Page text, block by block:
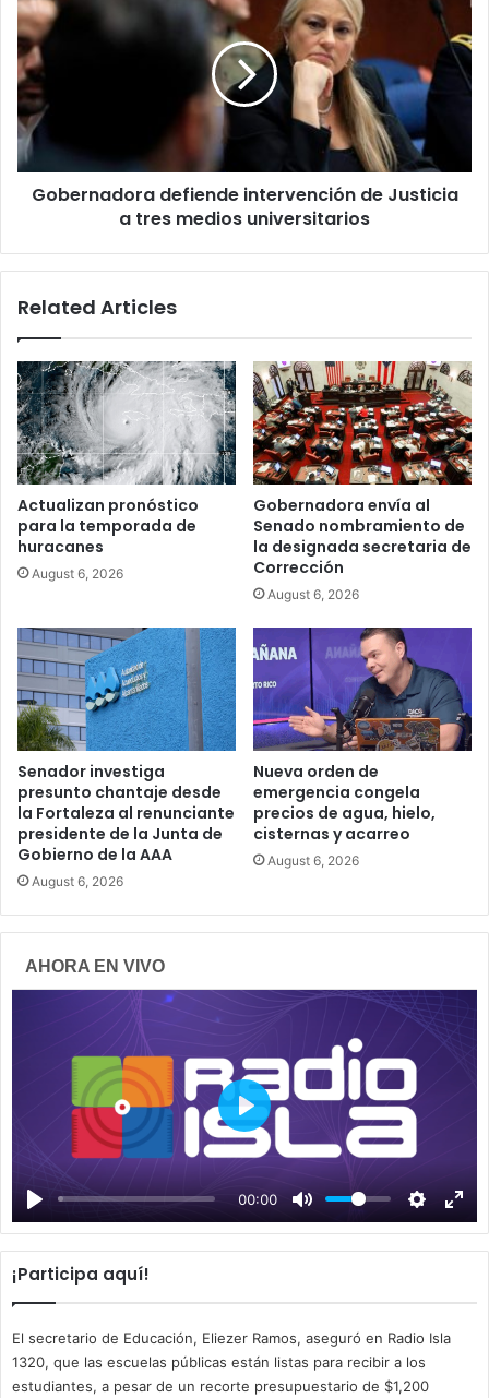
defiende
intervención
de
Justicia
a
tres
medios
universitarios
Gobernadora defiende intervención de Justicia
a tres medios universitarios
Related Articles
Actualizan pronóstico
para la temporada de
huracanes
August 6, 2026
Gobernadora envía al
Senado nombramiento de
la designada secretaria de
Corrección
August 6, 2026
Senador investiga
presunto chantaje desde
la Fortaleza al renunciante
presidente de la Junta de
Gobierno de la AAA
August 6, 2026
Nueva orden de
emergencia congela
precios de agua, hielo,
cisternas y acarreo
August 6, 2026
AHORA EN VIVO
00:00
P
a
y
¡Participa aquí!
El secretario de Educación, Eliezer Ramos, aseguró en Radio Isla
1320, que las escuelas públicas están listas para recibir a los
estudiantes, a pesar de un recorte presupuestario de $1,200